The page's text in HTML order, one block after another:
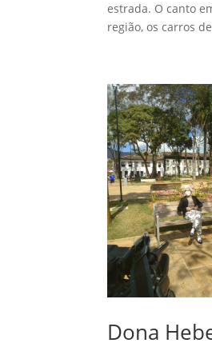
estrada. O canto
região, os carros
Dona